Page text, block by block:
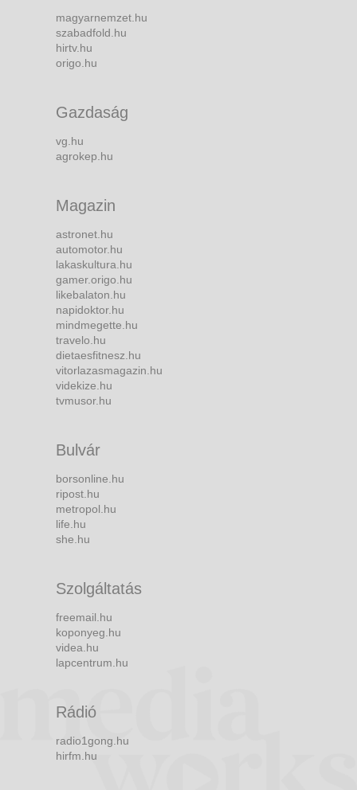
magyarnemzet.hu
szabadfold.hu
hirtv.hu
origo.hu
Gazdaság
vg.hu
agrokep.hu
Magazin
astronet.hu
automotor.hu
lakaskultura.hu
gamer.origo.hu
likebalaton.hu
napidoktor.hu
mindmegette.hu
travelo.hu
dietaesfitnesz.hu
vitorlazasmagazin.hu
videkize.hu
tvmusor.hu
Bulvár
borsonline.hu
ripost.hu
metropol.hu
life.hu
she.hu
Szolgáltatás
freemail.hu
koponyeg.hu
videa.hu
lapcentrum.hu
Rádió
radio1gong.hu
hirfm.hu